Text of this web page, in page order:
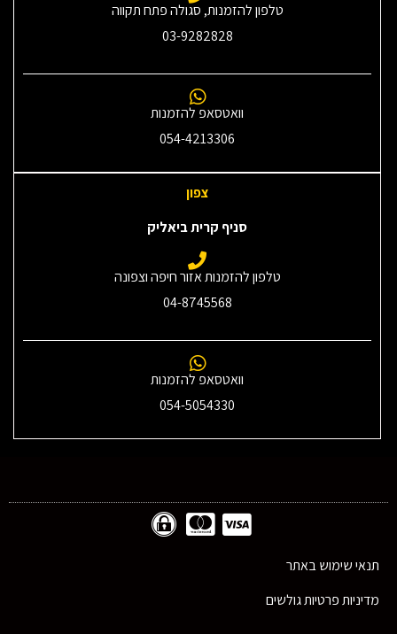
טלפון להזמנות, סגולה פתח תקווה
03-9282828
וואטסאפ להזמנות
054-4213306
צפון
סניף קרית ביאליק
טלפון להזמנות אזור חיפה וצפונה
04-8745568
וואטסאפ להזמנות
054-5054330
תנאי שימוש באתר
מדיניות פרטיות גולשים